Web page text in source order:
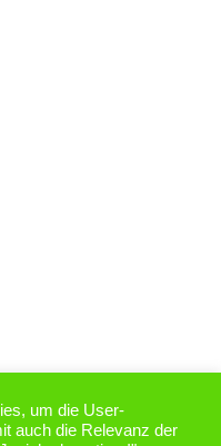
um die User-
auch die Relevanz der